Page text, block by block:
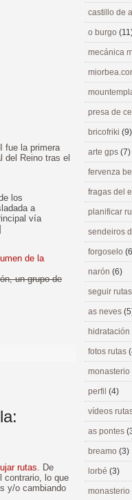
fue la primera
del Reino tras el
los
a
vía
de la
un grupo de
rutas . De
contrario, lo que
y/o cambiando
castillo de
o burgo
mecánica
presa de
bricofriki (9)
arte gps (7)
fervenza
fragas del
planificar
sendeiros
forgoselo
narón (6)
seguir
as neves
hidratación
fotos rutas
perfil (4)
vídeos
as pontes
breamo (3)
lorbé (3)